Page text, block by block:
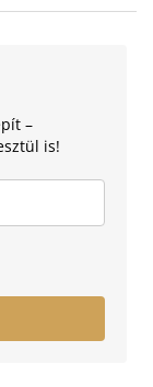
–
is!